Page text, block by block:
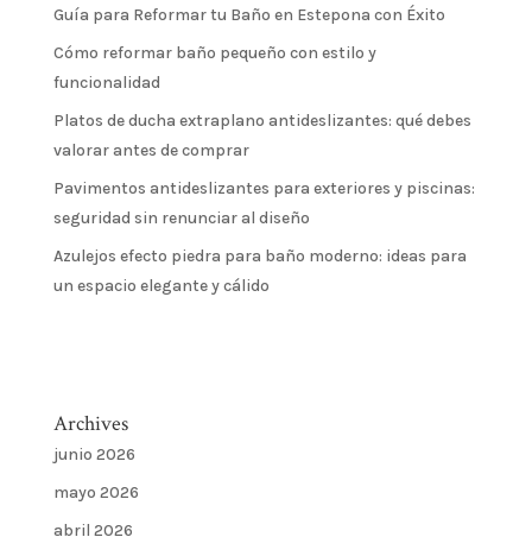
Guía para Reformar tu Baño en Estepona con Éxito
Cómo reformar baño pequeño con estilo y
funcionalidad
Platos de ducha extraplano antideslizantes: qué debes
valorar antes de comprar
Pavimentos antideslizantes para exteriores y piscinas:
seguridad sin renunciar al diseño
Azulejos efecto piedra para baño moderno: ideas para
un espacio elegante y cálido
Archives
junio 2026
mayo 2026
abril 2026